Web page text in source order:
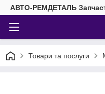
АВТО-РЕМДЕТАЛЬ
Товари та послуги